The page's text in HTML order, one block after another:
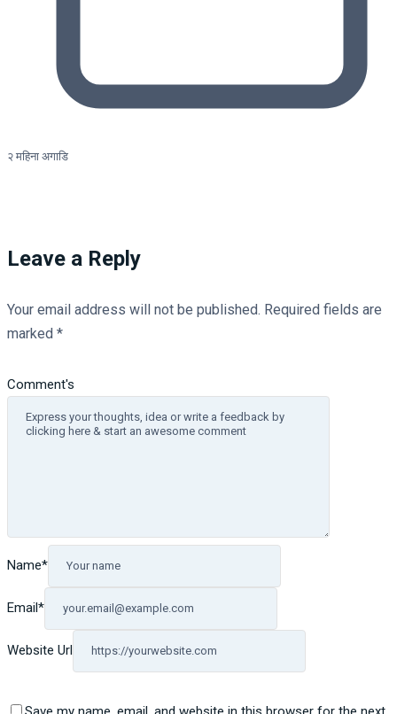
२ महिना अगाडि
Leave a Reply
Your email address will not be published. Required fields are
marked *
Comment's
Name*
Email*
Website Url